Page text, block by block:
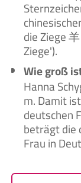
die Ziege
Ziege').
Wie groß
Hanna
m. Damit
deutschen
beträgt die
Frau in